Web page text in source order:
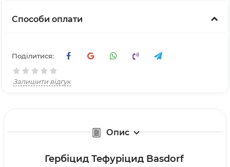
Способи оплати
Поділитися:
Залишити відгук
Опис
Гербіцид Тефуріцид Basdorf